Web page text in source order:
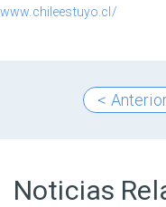
www.chileestuyo.cl/
<
Noticias